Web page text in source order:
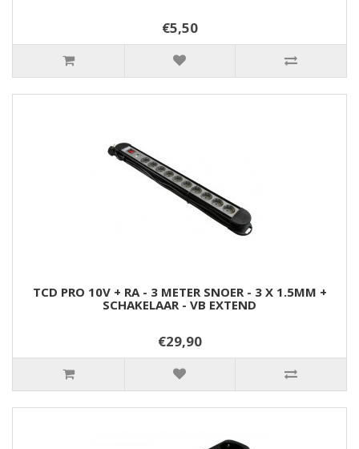
€5,50
TCD PRO 10V + RA - 3 METER SNOER - 3 X 1.5MM +
SCHAKELAAR - VB EXTEND
€29,90